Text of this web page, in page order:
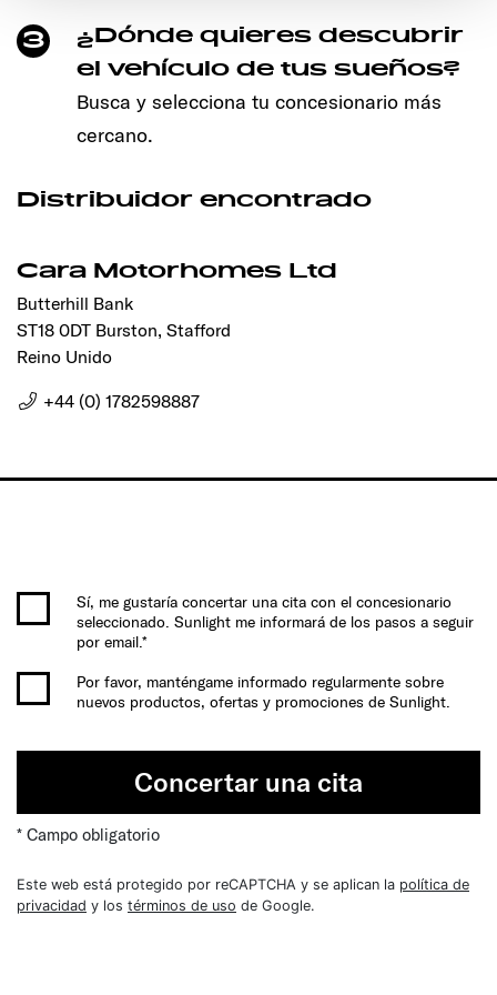
Ermöglichung der Seitennavigation erforderlich sind.
3
¿Dónde quieres descubrir
el vehículo de tus sueños?
Busca y selecciona tu concesionario más
cercano.
Distribuidor encontrado
Cara Motorhomes Ltd
Butterhill Bank
ST18 0DT Burston, Stafford
Reino Unido
+44 (0) 1782598887
Sí, me gustaría concertar una cita con el concesionario
seleccionado. Sunlight me informará de los pasos a seguir
por email.*
Por favor, manténgame informado regularmente sobre
nuevos productos, ofertas y promociones de Sunlight.
Concertar una cita
* Campo obligatorio
Este web está protegido por reCAPTCHA y se aplican la política de
privacidad y los términos de uso de Google.